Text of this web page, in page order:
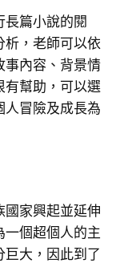
長篇小說的閱
析，老師可以依
事內容、背景情
有幫助，可以選
人冒險及成長為
國家興起並延伸
一個超個人的主
大，因此到了